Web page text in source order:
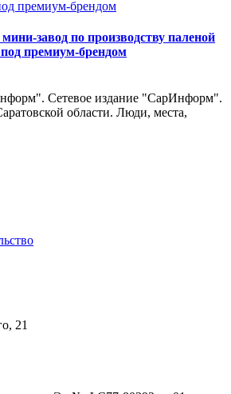
завод по производству паленой
премиум-брендом
Сетевое издание "СарИнформ".
области. Люди, места,
21